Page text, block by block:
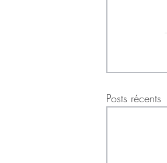
Posts récents